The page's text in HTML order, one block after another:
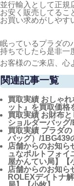
並行輸入として正規
お安く販売してるこ
お買い求めがしやす
眠っているプラダの
持ちでしたら是非一
お客様のご来店、心
関連記事一覧
買取実績 おしゃ
ット』を買取価格
買取実績 お財布
ショルダーバッグ
買取実績 プラダ
バッグ）/1BG439
店舗からのお知ら
ュなポルトフォイ
屋かんてい局】【
店舗からのお知ら
ROLEXデイトナ